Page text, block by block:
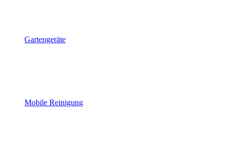
Gartengeräte
Mobile Reinigung